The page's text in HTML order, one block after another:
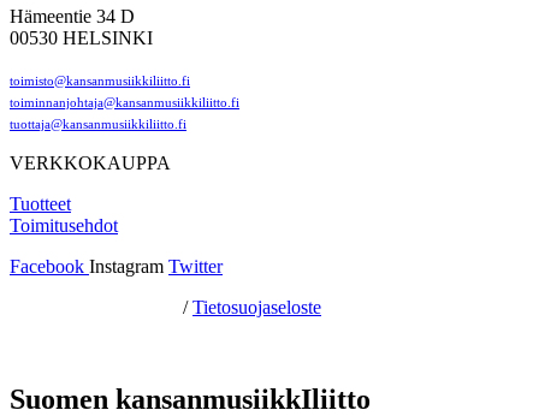
Hämeentie 34 D
00530 HELSINKI
toimisto@kansanmusiikkiliitto.fi
toiminnanjohtaja@kansanmusiikkiliitto.fi
tuottaja@kansanmusiikkiliitto.fi
VERKKOKAUPPA
Tuotteet
Toimitusehdot
Facebook Instagram Twitter
/Tietosuojaseloste
Suomen kansanmusiikkIliitto